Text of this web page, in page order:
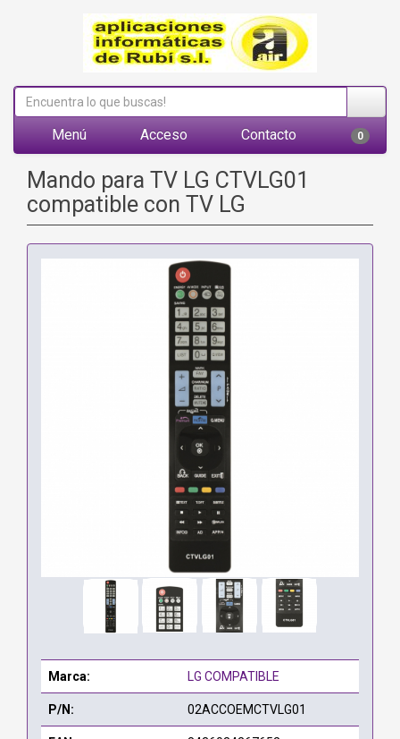
Menú Acceso Contacto 0
Mando para TV LG CTVLG01
compatible con TV LG
Marca: LG COMPATIBLE
P/N: 02ACCOEMCTVLG01